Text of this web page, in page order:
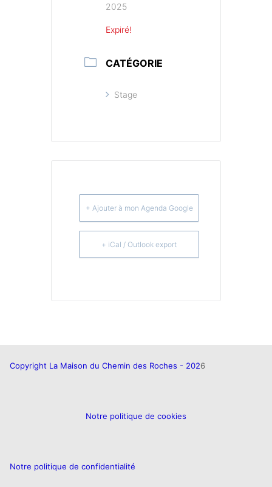
2025
Expiré!
CATÉGORIE
Stage
+ Ajouter à mon Agenda Google
+ iCal / Outlook export
Copyright La Maison du Chemin des Roches - 2026
Notre politique de cookies
Notre politique de confidentialité